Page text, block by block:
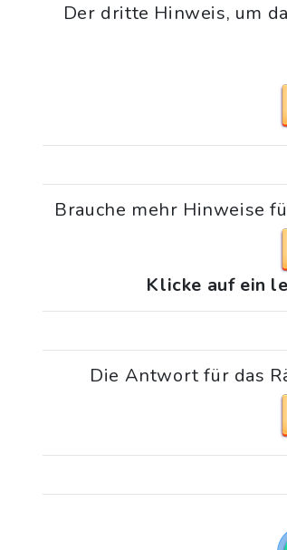
Der dritte Hinweis, um
Brauche mehr Hinweise
Klicke auf ein
Die Antwort für das